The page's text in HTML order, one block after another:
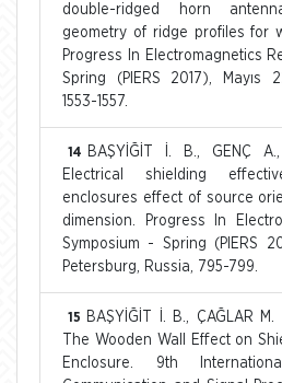
double-ridged horn
geometry of ridge profiles for
Progress In Electromagnetics
Spring (PIERS 2017), Mayıs
1553-1557.
14
BAŞYİĞİT İ. B., GENÇ
Electrical shielding
enclosures effect of source
dimension. Progress In
Symposium - Spring (PIERS
Petersburg, Russia, 795-799.
15
BAŞYİĞİT İ. B., ÇAĞLAR M.
The Wooden Wall Effect on
Enclosure. 9th